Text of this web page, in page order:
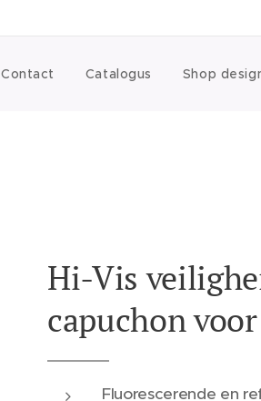
Contact Catalogus Shop
Hi-Vis
capuchon
Fluorescerende en